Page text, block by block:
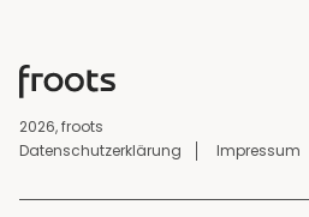
2026, froots
Datenschutzerklärung
Impressum